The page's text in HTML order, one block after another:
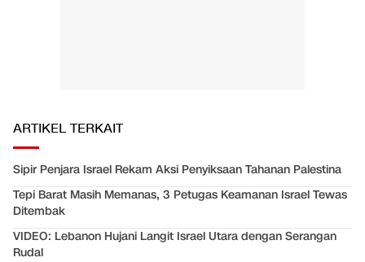
ARTIKEL TERKAIT
Sipir Penjara Israel Rekam Aksi Penyiksaan Tahanan Palestina
Tepi Barat Masih Memanas, 3 Petugas Keamanan Israel Tewas
Ditembak
VIDEO: Lebanon Hujani Langit Israel Utara dengan Serangan
Rudal